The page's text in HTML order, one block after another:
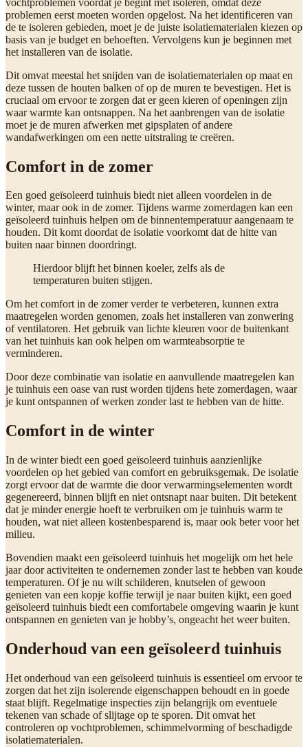
problemen eerst moeten worden opgelost. Na het identificeren van
de te isoleren gebieden, moet je de juiste isolatiematerialen kiezen op
basis van je budget en behoeften. Vervolgens kun je beginnen met
het installeren van de isolatie.
Dit omvat meestal het snijden van de isolatiematerialen op maat en
deze tussen de houten balken of op de muren te bevestigen. Het is
cruciaal om ervoor te zorgen dat er geen kieren of openingen zijn
waar warmte kan ontsnappen. Na het aanbrengen van de isolatie
moet je de muren afwerken met gipsplaten of andere
wandafwerkingen om een nette uitstraling te creëren.
Comfort in de zomer
Een goed geïsoleerd tuinhuis biedt niet alleen voordelen in de
winter, maar ook in de zomer. Tijdens warme zomerdagen kan een
geïsoleerd tuinhuis helpen om de binnentemperatuur aangenaam te
houden. Dit komt doordat de isolatie voorkomt dat de hitte van
buiten naar binnen doordringt.
Hierdoor blijft het binnen koeler, zelfs als de
temperaturen buiten stijgen.
Om het comfort in de zomer verder te verbeteren, kunnen extra
maatregelen worden genomen, zoals het installeren van zonwering
of ventilatoren. Het gebruik van lichte kleuren voor de buitenkant
van het tuinhuis kan ook helpen om warmteabsorptie te
verminderen.
Door deze combinatie van isolatie en aanvullende maatregelen kan
je tuinhuis een oase van rust worden tijdens hete zomerdagen, waar
je kunt ontspannen of werken zonder last te hebben van de hitte.
Comfort in de winter
In de winter biedt een goed geïsoleerd tuinhuis aanzienlijke
voordelen op het gebied van comfort en gebruiksgemak. De isolatie
zorgt ervoor dat de warmte die door verwarmingselementen wordt
gegenereerd, binnen blijft en niet ontsnapt naar buiten. Dit betekent
dat je minder energie hoeft te verbruiken om je tuinhuis warm te
houden, wat niet alleen kostenbesparend is, maar ook beter voor het
milieu.
Bovendien maakt een geïsoleerd tuinhuis het mogelijk om het hele
jaar door activiteiten te ondernemen zonder last te hebben van koude
temperaturen. Of je nu wilt schilderen, knutselen of gewoon
genieten van een kopje koffie terwijl je naar buiten kijkt, een goed
geïsoleerd tuinhuis biedt een comfortabele omgeving waarin je kunt
ontspannen en genieten van je hobby’s, ongeacht het weer buiten.
Onderhoud van een geïsoleerd tuinhuis
Het onderhoud van een geïsoleerd tuinhuis is essentieel om ervoor te
zorgen dat het zijn isolerende eigenschappen behoudt en in goede
staat blijft. Regelmatige inspecties zijn belangrijk om eventuele
tekenen van schade of slijtage op te sporen. Dit omvat het
controleren op vochtproblemen, schimmelvorming of beschadigde
isolatiematerialen.